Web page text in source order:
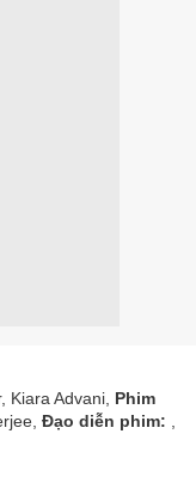
Kiara Advani, Phim
Đạo diễn phim: